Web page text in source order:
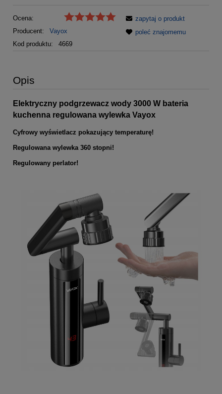
Ocena:
Producent:
Vayox
Kod produktu:
4669
zapytaj o produkt
poleć znajomemu
Opis
Elektryczny podgrzewacz wody 3000 W bateria
kuchenna regulowana wylewka Vayox
Cyfrowy wyświetlacz pokazujący temperaturę!
Regulowana wylewka 360 stopni!
Regulowany perlator!